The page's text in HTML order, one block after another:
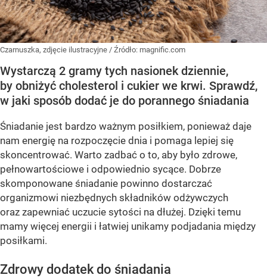
Czarnuszka, zdjęcie ilustracyjne / Źródło: magnific.com
Wystarczą 2 gramy tych nasionek dziennie,
by obniżyć cholesterol i cukier we krwi. Sprawdź,
w jaki sposób dodać je do porannego śniadania
Śniadanie jest bardzo ważnym posiłkiem, ponieważ daje
nam energię na rozpoczęcie dnia i pomaga lepiej się
skoncentrować. Warto zadbać o to, aby było zdrowe,
pełnowartościowe i odpowiednio sycące. Dobrze
skomponowane śniadanie powinno dostarczać
organizmowi niezbędnych składników odżywczych
oraz zapewniać uczucie sytości na dłużej. Dzięki temu
mamy więcej energii i łatwiej unikamy podjadania między
posiłkami.
Zdrowy dodatek do śniadania